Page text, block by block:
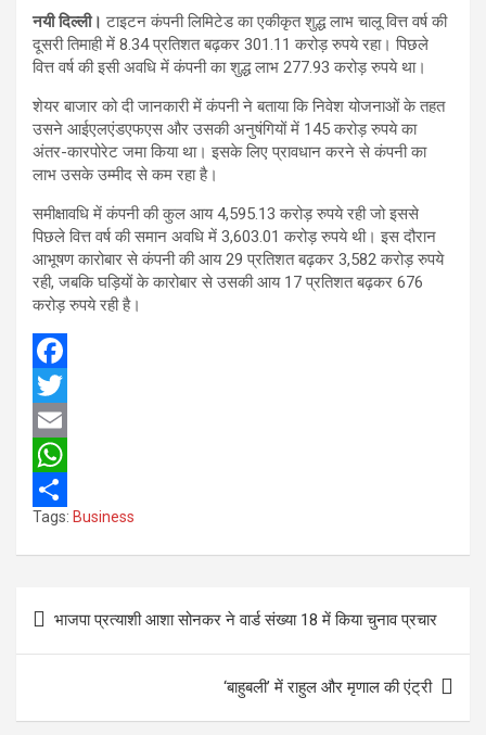
नयी दिल्ली। टाइटन कंपनी लिमिटेड का एकीकृत शुद्ध लाभ चालू वित्त वर्ष की
दूसरी तिमाही में 8.34 प्रतिशत बढ़कर 301.11 करोड़ रुपये रहा। पिछले
वित्त वर्ष की इसी अवधि में कंपनी का शुद्ध लाभ 277.93 करोड़ रुपये था।
शेयर बाजार को दी जानकारी में कंपनी ने बताया कि निवेश योजनाओं के तहत
उसने आईएलएंडएफएस और उसकी अनुषंगियों में 145 करोड़ रुपये का
अंतर-कारपोरेट जमा किया था। इसके लिए प्रावधान करने से कंपनी का
लाभ उसके उम्मीद से कम रहा है।
समीक्षावधि में कंपनी की कुल आय 4,595.13 करोड़ रुपये रही जो इससे
पिछले वित्त वर्ष की समान अवधि में 3,603.01 करोड़ रुपये थी। इस दौरान
आभूषण कारोबार से कंपनी की आय 29 प्रतिशत बढ़कर 3,582 करोड़ रुपये
रही, जबकि घड़ियों के कारोबार से उसकी आय 17 प्रतिशत बढ़कर 676
करोड़ रुपये रही है।
F
a
c
e
b
o
k
T
w
t
t
r
E
m
a
i
W
h
a
s
S
h
r
Tags: Business
navigation
भाजपा प्रत्याशी आशा सोनकर ने वार्ड संख्या 18 में किया चुनाव प्रचार
‘बाहुबली’ में राहुल और मृणाल की एंट्री